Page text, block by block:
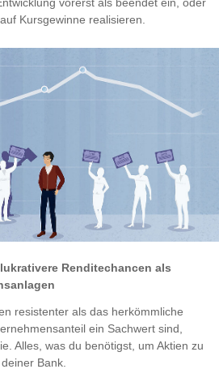
Kursgewinne realisieren.
Renditechancen als
resistenter als das herkömmliche
ein Sachwert sind,
Alles, was du benötigst, um Aktien zu
Bank.